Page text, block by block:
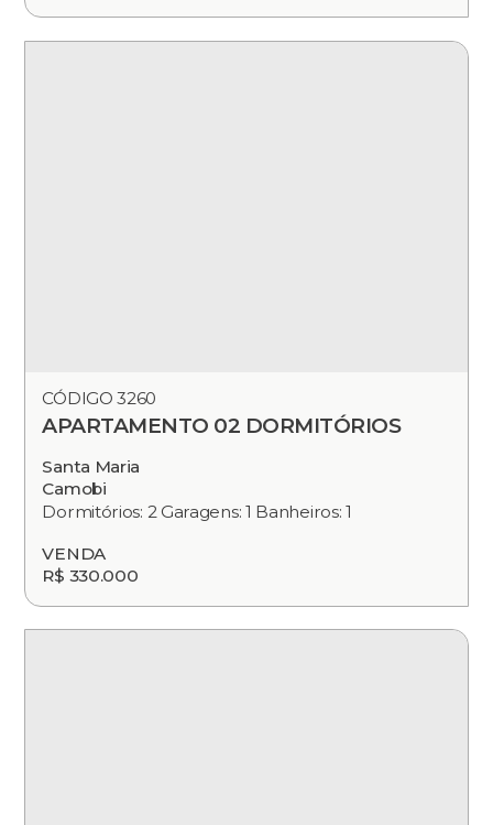
CÓDIGO 3260
APARTAMENTO 02 DORMITÓRIOS
Santa Maria
Camobi
Dormitórios: 2 Garagens: 1 Banheiros: 1
VENDA
R$ 330.000